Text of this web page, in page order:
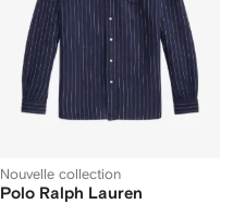
Nouvelle collection
Polo Ralph Lauren